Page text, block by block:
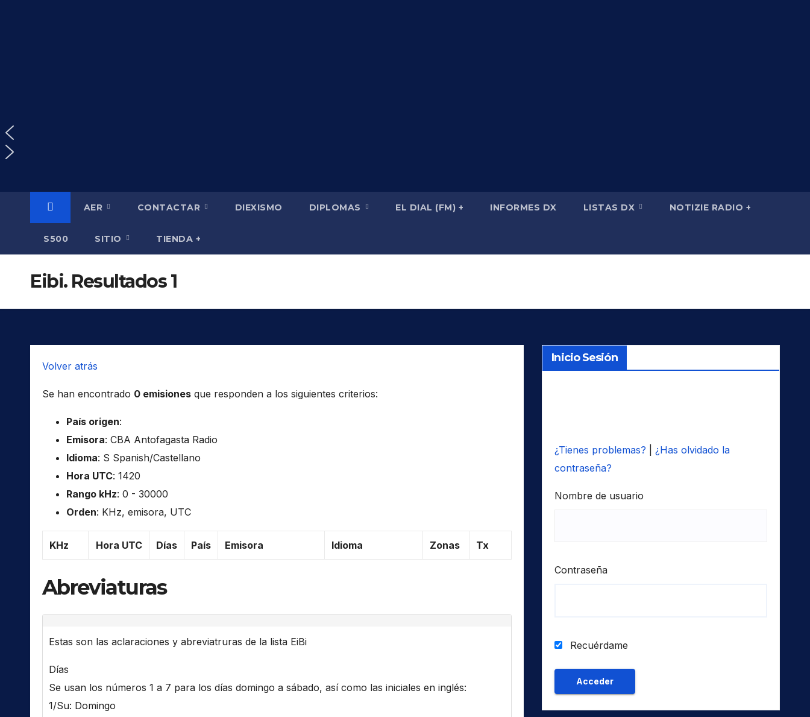
AER CONTACTAR DIEXISMO DIPLOMAS EL DIAL (FM) + INFORMES DX LISTAS DX NOTIZIE RADIO +
S500 SITIO TIENDA +
Eibi. Resultados 1
Volver atrás
Se han encontrado 0 emisiones que responden a los siguientes criterios:
País origen:
Emisora: CBA Antofagasta Radio
Idioma: S Spanish/Castellano
Hora UTC: 1420
Rango kHz: 0 - 30000
Orden: KHz, emisora, UTC
KHz Hora UTC Días País Emisora Idioma Zonas Tx
Abreviaturas
Estas son las aclaraciones y abreviatruras de la lista EiBi
Días
Se usan los números 1 a 7 para los días domingo a sábado, así como las iniciales en inglés:
1/Su: Domingo
Inicio Sesión
¿Tienes problemas?
¿Has olvidado la
contraseña?
Nombre de usuario
Contraseña
Recuérdame